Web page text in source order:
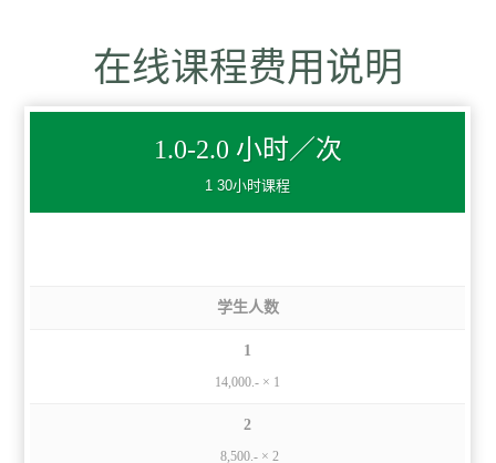
在线课程费用说明
1.0-2.0 小时／次
1 30小时课程
学生人数
1
14,000.- × 1
2
8,500.- × 2